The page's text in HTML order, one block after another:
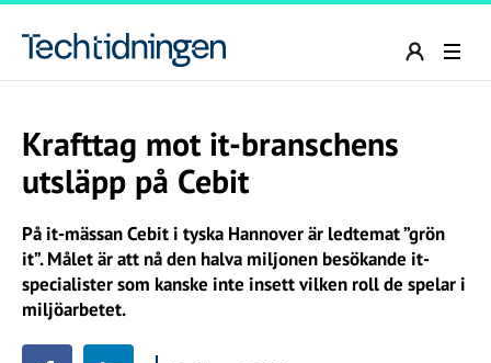
Krafttag mot it-branschens
utsläpp på Cebit
På it-mässan Cebit i tyska Hannover är ledtemat ”grön
it”. Målet är att nå den halva miljonen besökande it-
specialister som kanske inte insett vilken roll de spelar i
miljöarbetet.